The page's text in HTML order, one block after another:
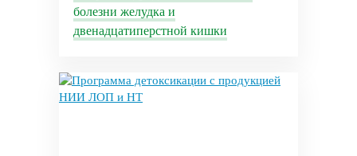
болезни желудка и
двенадцатиперстной кишки